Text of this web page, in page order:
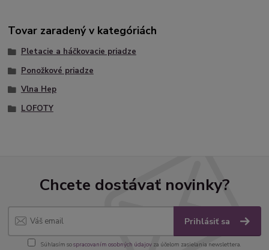
Tovar zaradený v kategóriách
Pletacie a háčkovacie priadze
Ponožkové priadze
Vlna Hep
LOFOTY
Chcete dostávať novinky?
Prihlásiť sa
Súhlasím sospracovaním osobných údajov za účelom zasielania newslettera.